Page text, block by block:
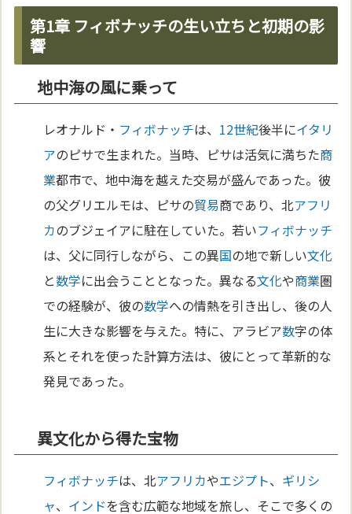
第1章 フィボナッチの生い立ちと初期の影
響
地中海の風に乗って
レオナルド・ フィボナッチは、 12世紀後半にイタリ
アのピサで生まれた。当時、ピサは活気に満ちた商
業都市で、地中海を越えた交易が盛んであった。彼
の父グリエルモは、ピサの貿易商であり、北アフリ
カのブジェイアに駐在していた。若いフィボナッチ
は、父に同行しながら、この異国の地で新しい文化
と数学に出会うこととなった。異なる文化や商業圏
での経験が、彼の数学への情熱を引き出し、後の人
生に大きな影響を与えた。特に、アラビア数字の体
系とそれを使った計算方法は、彼にとって革新的な
発見であった。
異文化から得た宝物
フィボナッチは、北アフリカやエジプト、 ギリシ
ャ、 インドを含む広範な地域を旅し、そこで多くの